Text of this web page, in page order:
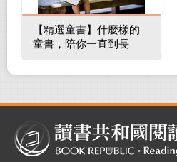
【精選童書】什麼樣的
童書，陪你一直到長